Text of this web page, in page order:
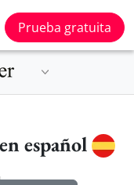
Prueba gratuita
español